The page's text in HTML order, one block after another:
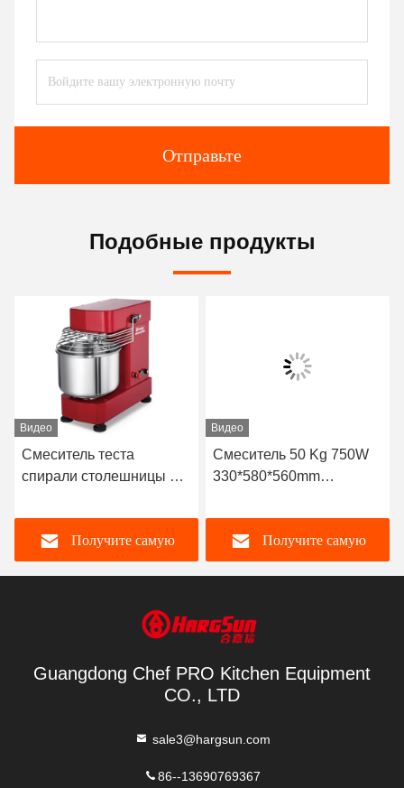
Отправьте
Подобные продукты
Видео
Смеситель теста
спирали столешницы 15
машины смесителя
теста пекарни муки
Получите самую
Видео
Смеситель 50 Kg 750W
330*580*560mm
спиральный со
спиральным крюком
Получите самую
Guangdong Chef PRO Kitchen Equipment
CO., LTD
sale3@hargsun.com
86--13690769367